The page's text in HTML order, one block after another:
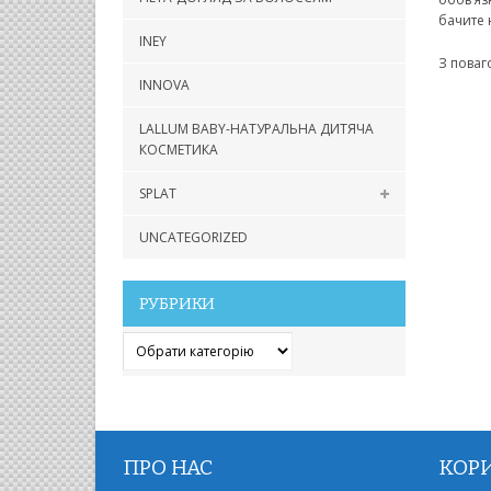
INEY
INNOVA
LALLUM BABY-НАТУРАЛЬНА ДИТЯЧА
КОСМЕТИКА
SPLAT
UNCATEGORIZED
РУБРИКИ
Рубрики
бачите
З
ПРО НАС